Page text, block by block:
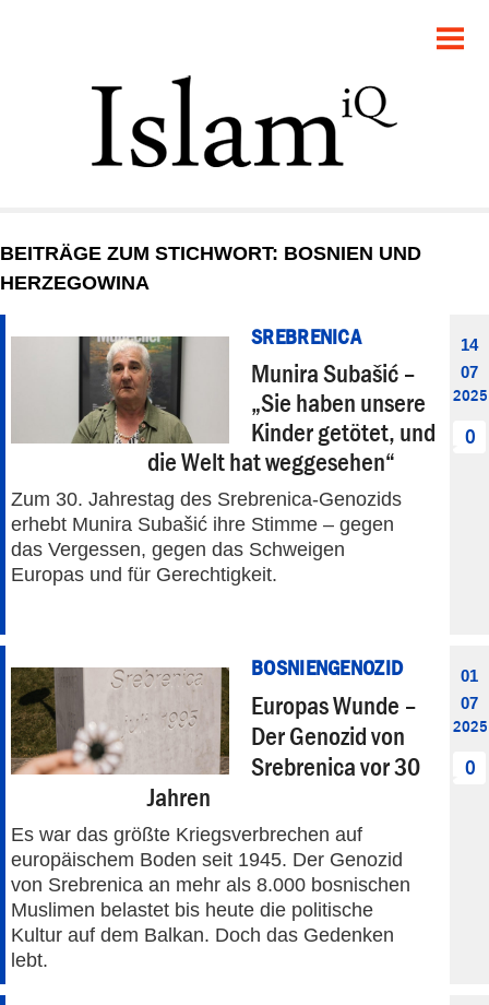
GESELLSCHAFT
STARTSEITE
PANORAMA
BEITRÄGE ZUM STICHWORT: BOSNIEN UND
HERZEGOWINA
SREBRENICA
Munira Subašić –
„Sie haben unsere
Kinder getötet, und
die Welt hat weggesehen“
Zum 30. Jahrestag des Srebrenica-Genozids
erhebt Munira Subašić ihre Stimme – gegen
das Vergessen, gegen das Schweigen
Europas und für Gerechtigkeit.
14
07
2025
0
BOSNIENGENOZID
Europas Wunde –
Der Genozid von
Srebrenica vor 30
Jahren
Es war das größte Kriegsverbrechen auf
europäischem Boden seit 1945. Der Genozid
von Srebrenica an mehr als 8.000 bosnischen
Muslimen belastet bis heute die politische
Kultur auf dem Balkan. Doch das Gedenken
lebt.
01
07
2025
0